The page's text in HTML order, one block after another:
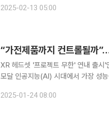
표권을 출원하며 본격적인 출시 준비
2025-02-13 05:00
XR 헤드셋 '프로젝트 무한' 연내 출시'안드로이
모달 인공지능(AI) 시대에서 가장 성능을 극대
제이 웨스틴호텔에서 열린 기자간담
2025-01-24 08:00